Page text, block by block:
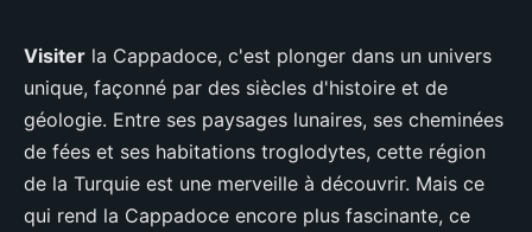
Comment organiser une visite
des monastères troglodytes en
Cappadoce, Turquie?
Soan• 4 juillet 2024 •6 min de lecture
Visiter la Cappadoce, c'est plonger dans un univers
unique, façonné par des siècles d'histoire et de
géologie. Entre ses paysages lunaires, ses cheminées
de fées et ses habitations troglodytes, cette région
de la Turquie est une merveille à découvrir. Mais ce
qui rend la Cappadoce encore plus fascinante, ce